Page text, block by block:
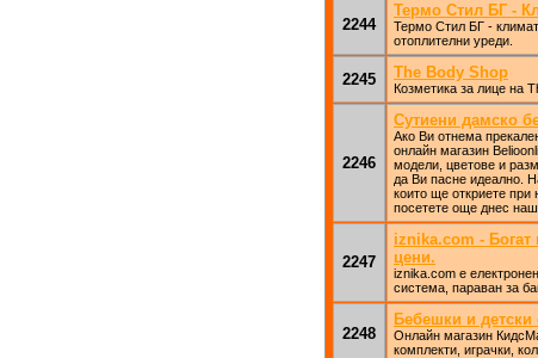
2244
Термо Стил БГ -
Термо Стил БГ -
отоплителни уреди.
2245 The Body Shop
Козметика за лице на
2246
Сутиени дамско
Ако Ви отнема
онлайн магазин
модели, цветове и
да Ви пасне идеално.
които ще откриете при
посетете още днес
2247
iznika.com - Богат
цени.
iznika.com е
система, параван за
2248
Бебешки и детски
Онлайн магазин
комплекти, играчки,